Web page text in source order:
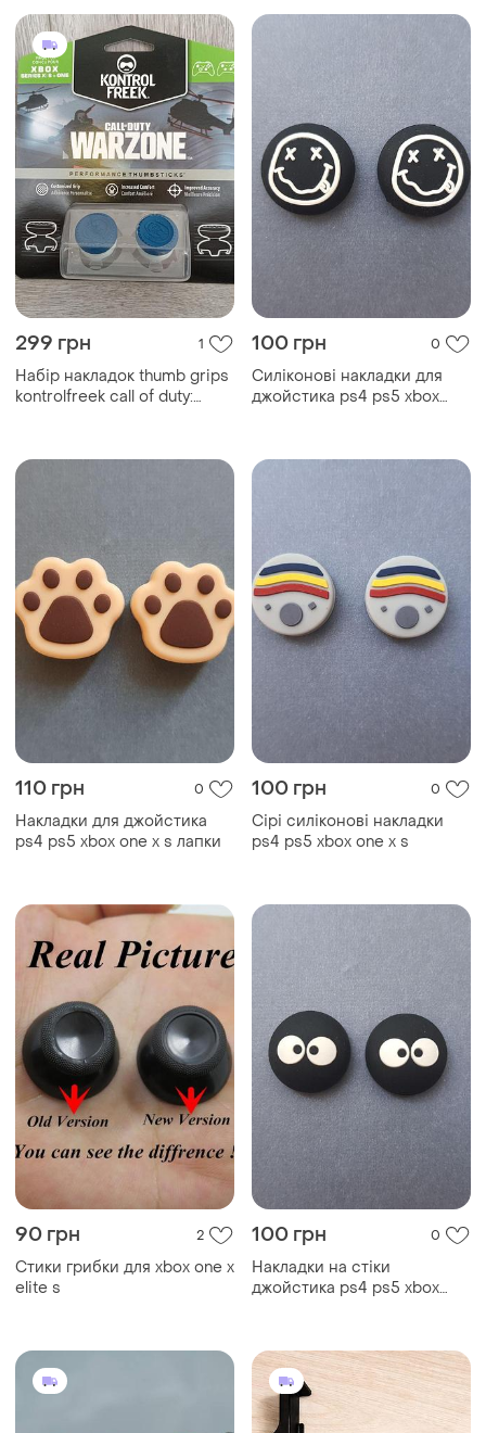
299 грн 1
Набір накладок thumb grips
kontrolfreek call of duty:
100 грн 0
Силіконові накладки для
джойстика ps4 ps5 xbox
110 грн 0
Накладки для джойстика
ps4 ps5 xbox one x s лапки
100 грн 0
Сірі силіконові накладки
ps4 ps5 xbox one x s
90 грн 2
Стики грибки для xbox one x
elite s
100 грн 0
Накладки на стіки
джойстика ps4 ps5 xbox